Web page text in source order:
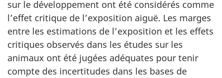
sur le développement ont été considérés comme
l’effet critique de l’exposition aiguë. Les marges
entre les estimations de l’exposition et les effets
critiques observés dans les études sur les
animaux ont été jugées adéquates pour tenir
compte des incertitudes dans les bases de